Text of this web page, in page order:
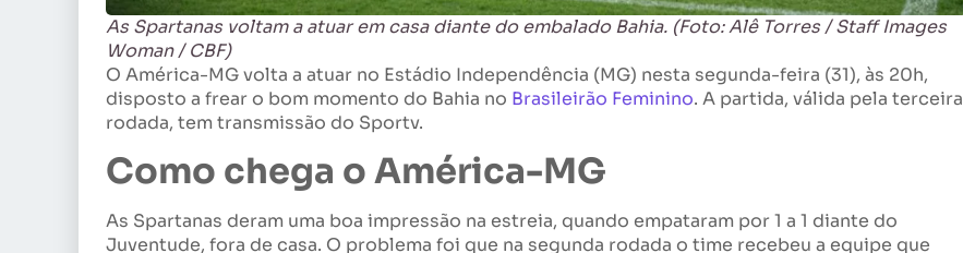
As Spartanas voltam a atuar em casa diante do embalado Bahia. (Foto: Alê Torres / Staff Images
Woman / CBF)
O América-MG volta a atuar no Estádio Independência (MG) nesta segunda-feira (31), às 20h,
disposto a frear o bom momento do Bahia no Brasileirão Feminino. A partida, válida pela terceira
rodada, tem transmissão do Sportv.
Como chega o América-MG
As Spartanas deram uma boa impressão na estreia, quando empataram por 1 a 1 diante do
Juventude, fora de casa. O problema foi que na segunda rodada o time recebeu a equipe que